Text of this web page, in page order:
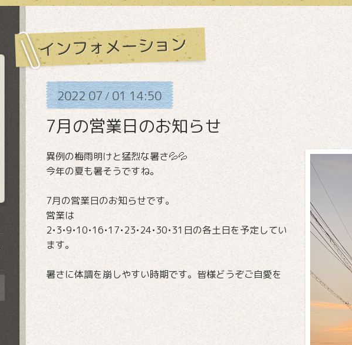
インフォメーション
202207/0114:50
7月の営業日のお知らせ
異例の梅雨明けと猛烈な暑さ💦💦
今年の夏も暑そうですね。
7月の営業日のお知らせです。
営業は
2•3•9•10•16•17•23•24•30•31日の各土日を予定してい
ます。
暑さに体調を崩しやすい時期です。皆様どうぞご自愛を